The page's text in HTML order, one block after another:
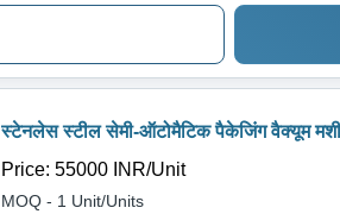
स्टेनलेस स्टील सेमी-ऑटोमैटिक पैकेजिंग वैक्यूम
Price: 55000 INR/Unit
MOQ - 1 Unit/Units